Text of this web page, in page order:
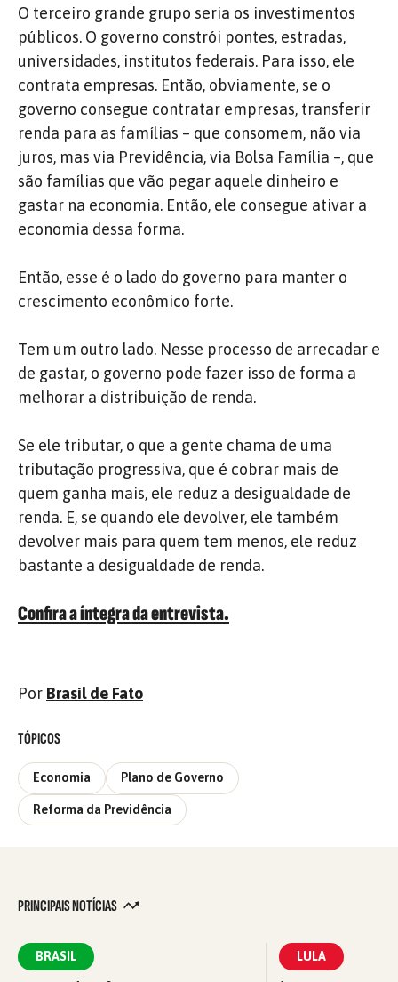
O terceiro grande grupo seria os investimentos
públicos. O governo constrói pontes, estradas,
universidades, institutos federais. Para isso, ele
contrata empresas. Então, obviamente, se o
governo consegue contratar empresas, transferir
renda para as famílias – que consomem, não via
juros, mas via Previdência, via Bolsa Família –, que
são famílias que vão pegar aquele dinheiro e
gastar na economia. Então, ele consegue ativar a
economia dessa forma.
Então, esse é o lado do governo para manter o
crescimento econômico forte.
Tem um outro lado. Nesse processo de arrecadar e
de gastar, o governo pode fazer isso de forma a
melhorar a distribuição de renda.
Se ele tributar, o que a gente chama de uma
tributação progressiva, que é cobrar mais de
quem ganha mais, ele reduz a desigualdade de
renda. E, se quando ele devolver, ele também
devolver mais para quem tem menos, ele reduz
bastante a desigualdade de renda.
Confira a íntegra da entrevista.
Por Brasil de Fato
TÓPICOS
Economia Plano de Governo
Reforma da Previdência
PRINCIPAIS NOTÍCIAS
BRASIL LULA